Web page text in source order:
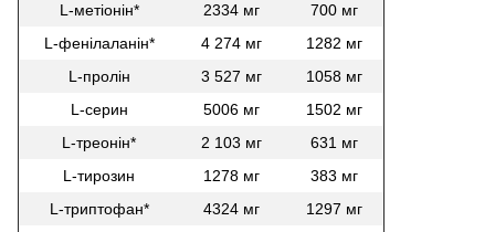
L-метіонін*
2334 мг
700 мг
L-фенілаланін*
4 274 мг
1282 мг
L-пролін
3 527 мг
1058 мг
L-серин
5006 мг
1502 мг
L-треонін*
2 103 мг
631 мг
L-тирозин
1278 мг
383 мг
L-триптофан*
4324 мг
1297 мг